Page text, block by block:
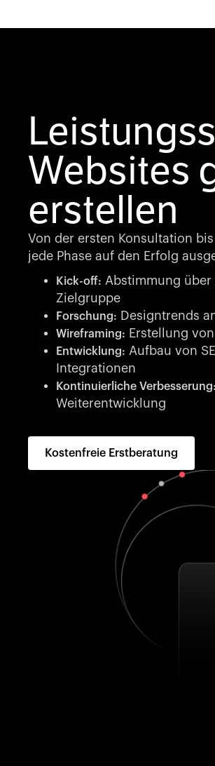
Websites
erstellen
Von der ersten Konsultation
jede Phase auf den Erfolg
Kick-off: Abstimmung über
Zielgruppe
Forschung: Designtrends
Wireframing: Erstellung
Entwicklung: Aufbau von
Integrationen
Kontinuierliche Verbesserung:
Weiterentwicklung
Kostenfreie Erstberatung